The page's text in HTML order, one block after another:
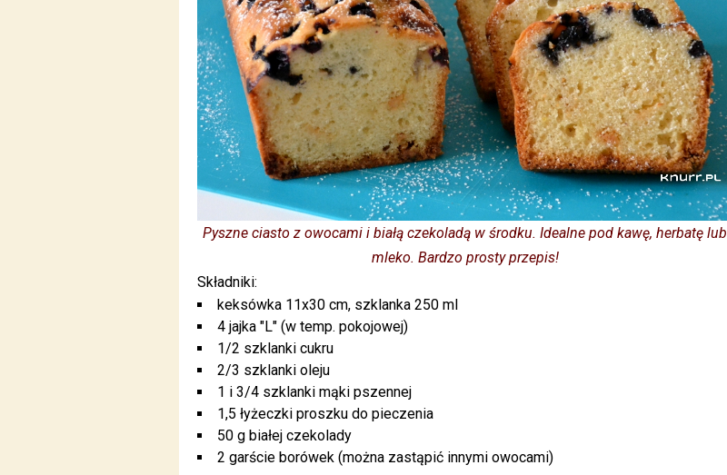
Pyszne ciasto z owocami i białą czekoladą w środku. Idealne pod kawę, herbatę lub
mleko. Bardzo prosty przepis!
Składniki:
keksówka 11x30 cm, szklanka 250 ml
4 jajka "L" (w temp. pokojowej)
1/2 szklanki cukru
2/3 szklanki oleju
1 i 3/4 szklanki mąki pszennej
1,5 łyżeczki proszku do pieczenia
50 g białej czekolady
2 garście borówek (można zastąpić innymi owocami)